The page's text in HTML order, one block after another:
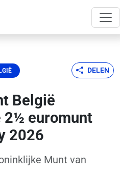
DELEN
België
2½ euromunt
2026
Munt van